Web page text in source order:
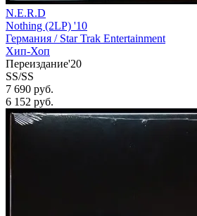
N.E.R.D
Nothing (2LP) '10
Германия / Star Trak Entertainment
Хип-Хоп
Переиздание'20
SS/SS
7 690 руб.
6 152 руб.